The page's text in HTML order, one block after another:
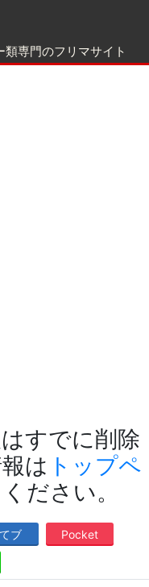
専門のフリマサイト
すでに削除
は トップペ
ださい。
ブ Pocket